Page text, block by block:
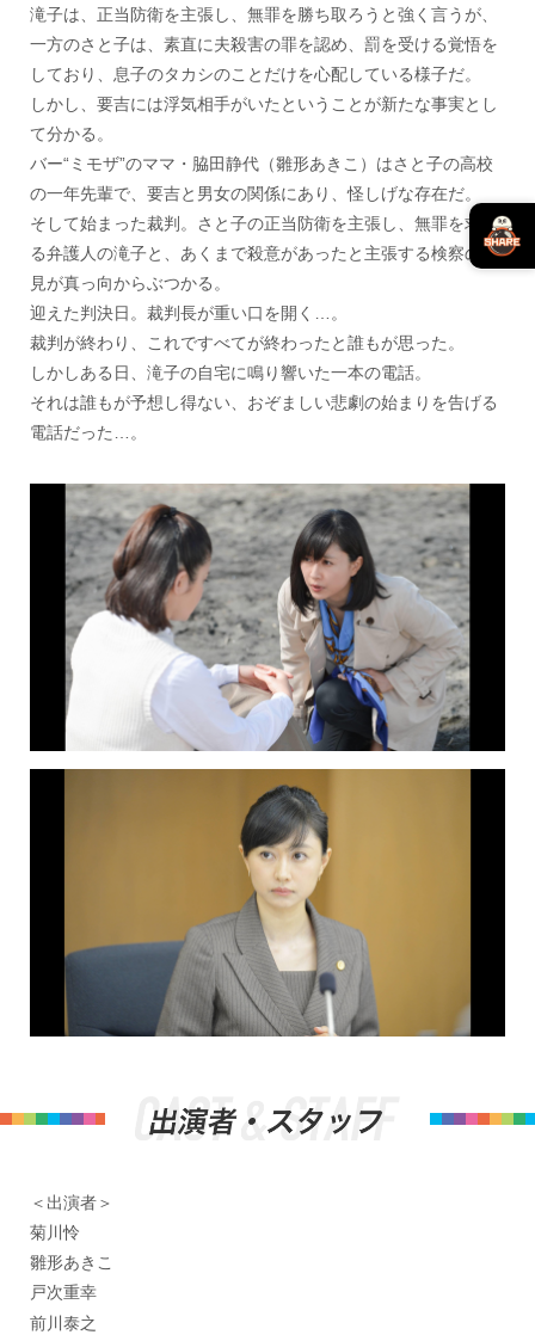
滝子は、正当防衛を主張し、無罪を勝ち取ろうと強く言うが、
一方のさと子は、素直に夫殺害の罪を認め、罰を受ける覚悟を
しており、息子のタカシのことだけを心配している様子だ。
しかし、要吉には浮気相手がいたということが新たな事実とし
て分かる。
バー“ミモザ”のママ・脇田静代（雛形あきこ）はさと子の高校
の一年先輩で、要吉と男女の関係にあり、怪しげな存在だ。
そして始まった裁判。さと子の正当防衛を主張し、無罪を求め
る弁護人の滝子と、あくまで殺意があったと主張する検察の意
見が真っ向からぶつかる。
迎えた判決日。裁判長が重い口を開く…。
裁判が終わり、これですべてが終わったと誰もが思った。
しかしある日、滝子の自宅に鳴り響いた一本の電話。
それは誰もが予想し得ない、おぞましい悲劇の始まりを告げる
電話だった…。
＜出演者＞
菊川怜
雛形あきこ
戸次重幸
前川泰之